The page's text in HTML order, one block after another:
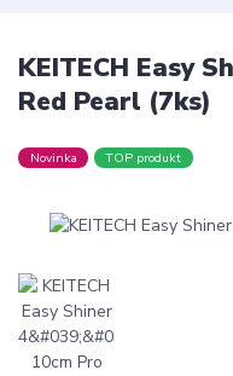
KEITECH Easy
Red Pearl (7ks)
Novinka TOP produkt